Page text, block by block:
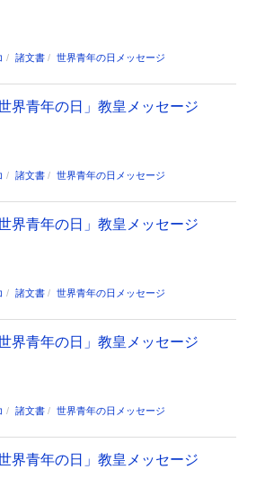
諸文書 世界青年の日メッセージ
界青年の日」教皇メッセージ
諸文書 世界青年の日メッセージ
界青年の日」教皇メッセージ
諸文書 世界青年の日メッセージ
界青年の日」教皇メッセージ
諸文書 世界青年の日メッセージ
界青年の日」教皇メッセージ